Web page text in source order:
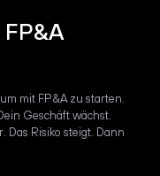
mit FP&A zu starten.
Geschäft wächst.
Das Risiko steigt. Dann